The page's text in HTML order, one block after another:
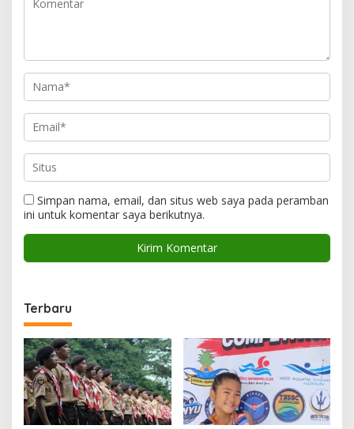
Simpan nama, email, dan situs web saya pada peramban
ini untuk komentar saya berikutnya.
Terbaru